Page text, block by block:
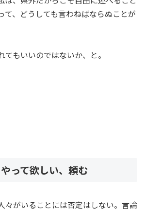
て、どうしても言わねばならぬことが
てもいいのではないか、と。
って欲しい、頼む
々がいることには否定はしない。言論